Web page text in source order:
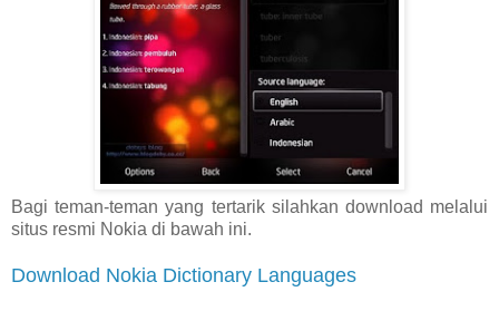
Bagi teman-teman yang tertarik silahkan download melalui
situs resmi Nokia di bawah ini.
Download Nokia Dictionary Languages